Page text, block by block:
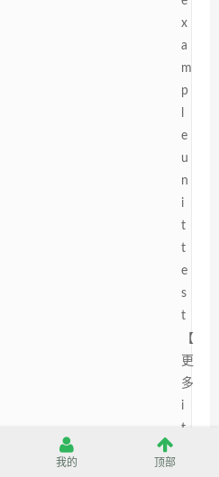
x
a
m
p
e
u
n
i
t
t
e
s
t
【
更
多
i
t
我的 顶部